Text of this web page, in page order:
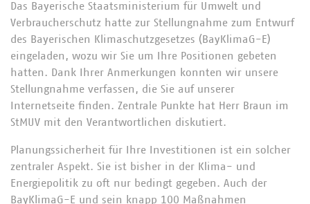
Das Bayerische Staatsministerium für Umwelt und
Verbraucherschutz hatte zur Stellungnahme zum Entwurf
des Bayerischen Klimaschutzgesetzes (BayKlimaG-E)
eingeladen, wozu wir Sie um Ihre Positionen gebeten
hatten. Dank Ihrer Anmerkungen konnten wir unsere
Stellungnahme verfassen, die Sie auf unserer
Internetseite finden. Zentrale Punkte hat Herr Braun im
StMUV mit den Verantwortlichen diskutiert.
Planungssicherheit für Ihre Investitionen ist ein solcher
zentraler Aspekt. Sie ist bisher in der Klima- und
Energiepolitik zu oft nur bedingt gegeben. Auch der
BayKlimaG-E und sein knapp 100 Maßnahmen